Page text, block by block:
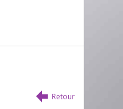
Retour